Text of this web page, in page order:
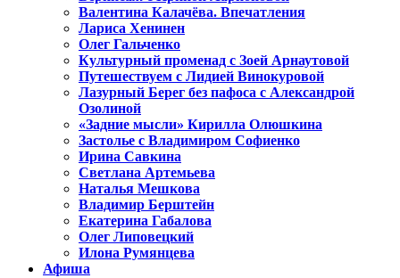
Валентина Калачёва. Впечатления
Лариса Хенинен
Олег Гальченко
Культурный променад с Зоей Арнаутовой
Путешествуем с Лидией Винокуровой
Лазурный Берег без пафоса с Александрой
Озолиной
«Задние мысли» Кирилла Олюшкина
Застолье с Владимиром Софиенко
Ирина Савкина
Светлана Артемьева
Наталья Мешкова
Владимир Берштейн
Екатерина Габалова
Олег Липовецкий
Илона Румянцева
Афиша